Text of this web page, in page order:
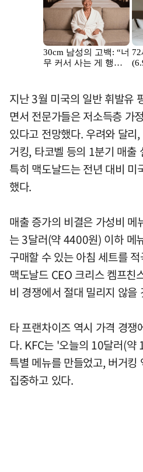
지난 3월 미국의 일반 휘발유
면서 전문가들은 저소득층 가
있다고 전망했다. 우려와 달리
거킹, 타코벨 등의 1분기 매출
특히 맥도날드는 전년 대비
했다.
매출 증가의 비결은 가성비 메
는 3달러(약 4400원) 이하 메
구매할 수 있는 아침 세트를
맥도날드 CEO 크리스 켐프친
비 경쟁에서 절대 밀리지 않
타 프랜차이즈 역시 가격 경쟁
다. KFC는 '오늘의 10달러(
특별 메뉴를 만들었고, 버거킹
집중하고 있다.